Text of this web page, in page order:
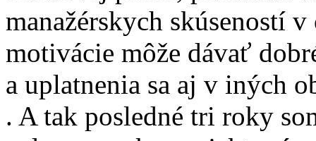
manažérskych skúseností
motivácie môže dávať
a uplatnenia sa aj v iných
. A tak posledné tri roky